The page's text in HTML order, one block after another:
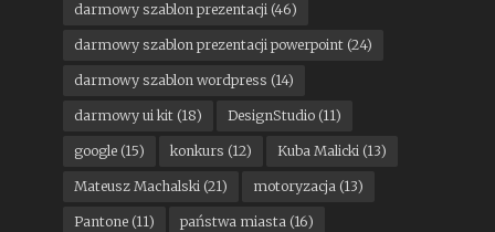
darmowy szablon prezentacji(46)
darmowy szablon prezentacji powerpoint(24)
darmowy szablon wordpress (14)
darmowy ui kit(18) DesignStudio(11)
google(15) konkurs (12) Kuba Malicki(13)
Mateusz Machalski(21) motoryzacja(13)
Pantone(11) państwa miasta(16)